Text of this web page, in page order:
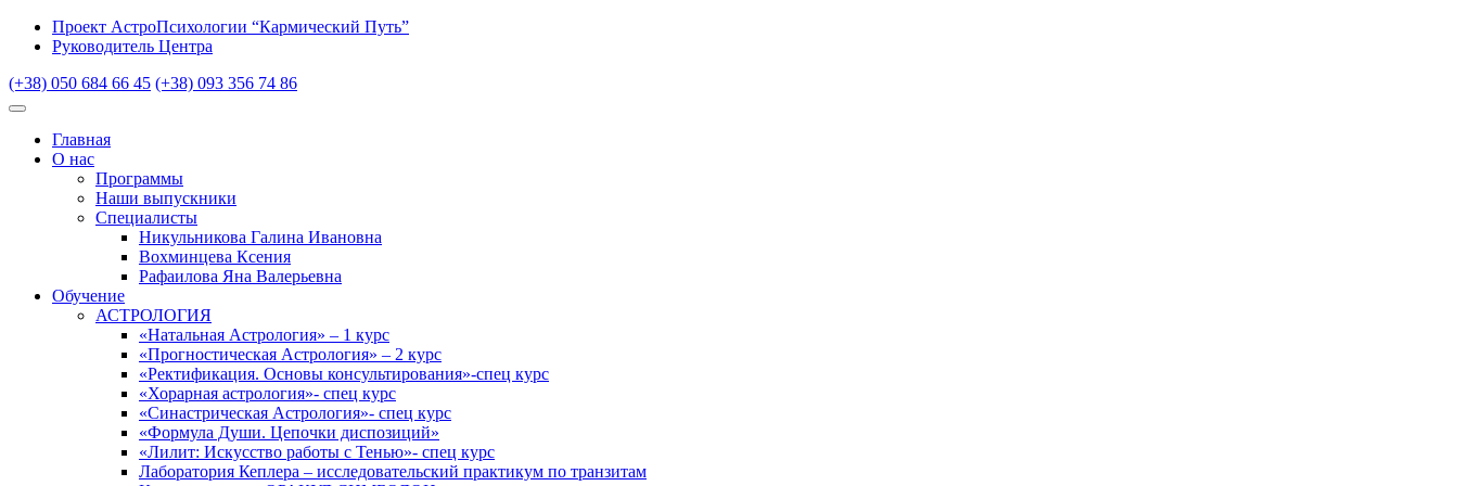
Проект АстроПсихологии “Кармический Путь”
Руководитель Центра
(+38) 050 684 66 45 (+38) 093 356 74 86
Главная
О нас
Программы
Наши выпускники
Специалисты
Никульникова Галина Ивановна
Вохминцева Ксения
Рафаилова Яна Валерьевна
Обучение
АСТРОЛОГИЯ
«Натальная Астрология» – 1 курс
«Прогностическая Астрология» – 2 курс
«Ректификация. Основы консультирования»-спец курс
«Хорарная астрология»- спец курс
«Синастрическая Астрология»- спец курс
«Формула Души. Цепочки диспозиций»
«Лилит: Искусство работы с Тенью»- спец курс
Лаборатория Кеплера – исследовательский практикум по транзитам